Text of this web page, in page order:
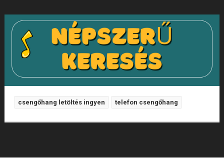
csengőhang letöltés ingyen telefon csengőhang